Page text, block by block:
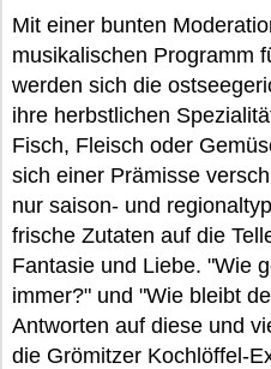
Mit einer bunten
musikalischen Programm
werden sich die
ihre herbstlichen
Fisch, Fleisch oder
sich einer Prämisse
nur saison- und
frische Zutaten auf die
Fantasie und Liebe. "Wie
immer?" und "Wie bleibt
Antworten auf diese und
die Grömitzer Kochlöffel-